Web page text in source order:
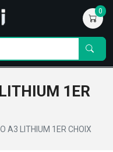
0
1ER
A3 LITHIUM 1ER CHOIX